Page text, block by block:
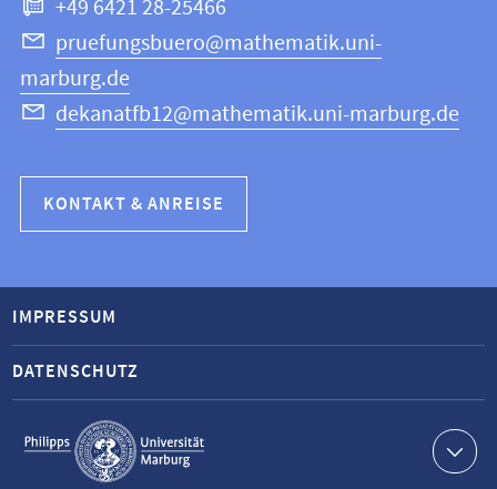
+49 6421 28-25466
pruefungsbuero@mathematik.uni-
marburg.de
dekanatfb12@mathematik.uni-marburg.de
KONTAKT & ANREISE
Service-
Navigation
IMPRESSUM
DATENSCHUTZ